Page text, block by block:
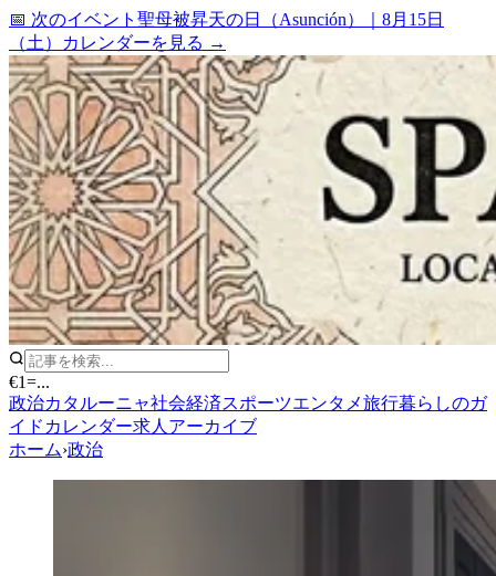
📅 次のイベント 聖母被昇天の日（Asunción）
8月15日
（土）
カレンダーを見る →
€1=...
政治カタルーニャ社会経済スポーツエンタメ旅行暮らしのガ
イド カレンダー求人 アーカイブ
ホーム›政治